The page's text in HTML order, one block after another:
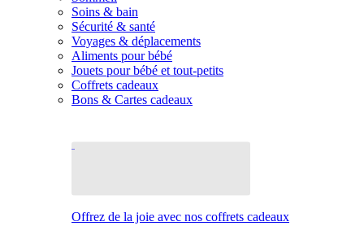
Soins & bain
Sécurité & santé
Voyages & déplacements
Aliments pour bébé
Jouets pour bébé et tout-petits
Coffrets cadeaux
Bons & Cartes cadeaux
Offrez de la joie avec nos coffrets cadeaux